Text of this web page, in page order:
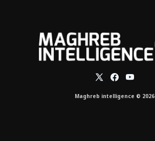
Maghreb intelligence © 2026